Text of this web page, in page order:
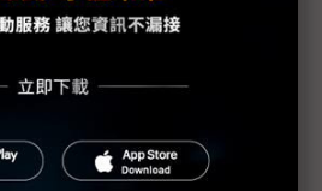
推新一代AI眼鏡 搶攻次世代穿
預算為企業痛點 Gemini 3.5
新戰局 英特爾、高通、聯